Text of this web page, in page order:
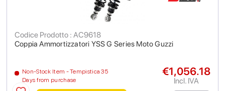
Coppia Ammortizzatori YSS G Series Moto Guzzi
Codice Prodotto : AC9618
Non-Stock Item - Tempistica 35
Days from purchase
€1,056.18
Incl. IVA